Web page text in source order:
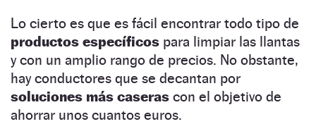
Lo cierto es que es fácil encontrar todo tipo de
productos específicos para limpiar las llantas
y con un amplio rango de precios. No obstante,
hay conductores que se decantan por
soluciones más caseras con el objetivo de
ahorrar unos cuantos euros.